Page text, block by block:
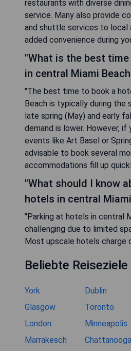
restaurants with diverse
service. Many also provide
and shuttle services to
added convenience during
"What is the best
in central Miami
"The best time to book a
Beach is typically during the
late spring (May) and early
demand is lower. However, if
events like Art Basel or
advisable to book several
accommodations fill up
"What should I know
hotels in central
"Parking at hotels in central
challenging due to limited
Most upscale hotels charge
Beliebte Reiseziele
York Dublin
Glasgow
Toronto
London
Minneapolis
Marrakesch
Chattanooga